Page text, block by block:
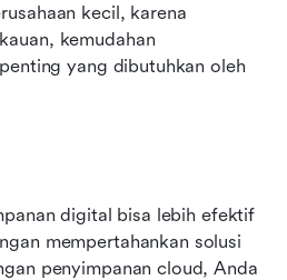
kecil, karena
kemudahan
yang dibutuhkan oleh
digital bisa lebih efektif
mempertahankan solusi
penyimpanan cloud, Anda